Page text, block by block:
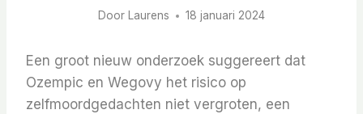
Door Laurens 18 januari 2024
Een groot nieuw onderzoek suggereert dat
Ozempic en Wegovy het risico op
zelfmoordgedachten niet vergroten, een